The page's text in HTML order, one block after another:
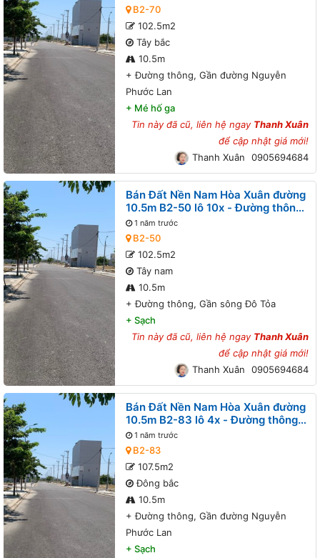
B2-70
102.5m2
Tây bắc
10.5m
+Đường thông, Gần đường Nguyễn
Phước Lan
+ Mé hố ga
Tin này đã cũ, liên hệ ngay Thanh Xuân
để cập nhật giá mới!
Thanh Xuân
0905694684
Bán Đất Nền Nam Hòa Xuân đường
10.5m B2-50 lô 10x - Đường thông,
Gần sông Đô Tỏa
1 năm trước
B2-50
102.5m2
Tây nam
10.5m
+Đường thông, Gần sông Đô Tỏa
+ Sạch
Tin này đã cũ, liên hệ ngay Thanh Xuân
để cập nhật giá mới!
Thanh Xuân
0905694684
Bán Đất Nền Nam Hòa Xuân đường
10.5m B2-83 lô 4x - Đường thông,
Gần đường Nguyễn Phước Lan
1 năm trước
B2-83
107.5m2
Đông bắc
10.5m
+Đường thông, Gần đường Nguyễn
Phước Lan
+ Sạch